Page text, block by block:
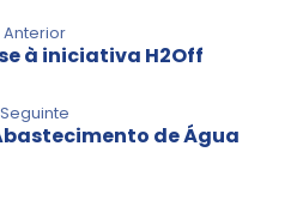
Anterior
à iniciativa H2Off
Seguinte
de Água